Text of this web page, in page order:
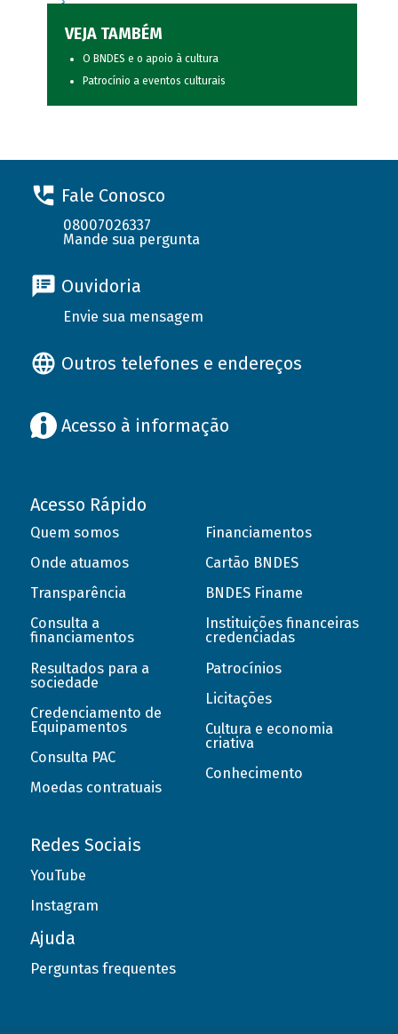
VEJA TAMBÉM
O BNDES e o apoio à cultura
Patrocínio a eventos culturais
Fale Conosco
08007026337
Mande sua pergunta
Ouvidoria
Envie sua mensagem
Outros telefones e endereços
Acesso à informação
Acesso Rápido
Quem somos
Onde atuamos
Transparência
Consulta a
financiamentos
Resultados para a
sociedade
Credenciamento de
Equipamentos
Consulta PAC
Moedas contratuais
Financiamentos
Cartão BNDES
BNDES Finame
Instituições financeiras
credenciadas
Patrocínios
Licitações
Cultura e economia
criativa
Conhecimento
Redes Sociais
YouTube
Instagram
Ajuda
Perguntas frequentes